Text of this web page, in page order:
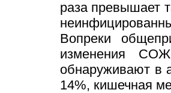
раза превышает
Вопреки
изменения
обнаруживают в
14%, кишечная